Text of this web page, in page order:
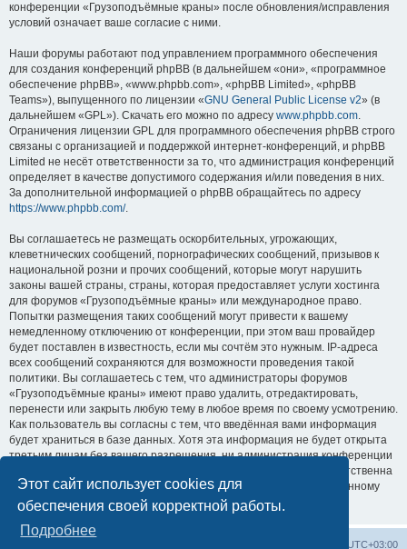
Этот сайт использует cookies для
обеспечения своей корректной работы.
Подробнее
конференции «Грузоподъёмные краны» после обновления/исправления
условий означает ваше согласие с ними.
Наши форумы работают под управлением программного обеспечения
для создания конференций phpBB (в дальнейшем «они», «программное
обеспечение phpBB», «www.phpbb.com», «phpBB Limited», «phpBB
Teams»), выпущенного по лицензии «GNU General Public License v2» (в
дальнейшем «GPL»). Скачать его можно по адресу www.phpbb.com.
Ограничения лицензии GPL для программного обеспечения phpBB строго
связаны с организацией и поддержкой интернет-конференций, и phpBB
Limited не несёт ответственности за то, что администрация конференций
определяет в качестве допустимого содержания и/или поведения в них.
За дополнительной информацией о phpBB обращайтесь по адресу
https://www.phpbb.com/.
Вы соглашаетесь не размещать оскорбительных, угрожающих,
клеветнических сообщений, порнографических сообщений, призывов к
национальной розни и прочих сообщений, которые могут нарушить
законы вашей страны, страны, которая предоставляет услуги хостинга
для форумов «Грузоподъёмные краны» или международное право.
Попытки размещения таких сообщений могут привести к вашему
немедленному отключению от конференции, при этом ваш провайдер
будет поставлен в известность, если мы сочтём это нужным. IP-адреса
всех сообщений сохраняются для возможности проведения такой
политики. Вы соглашаетесь с тем, что администраторы форумов
«Грузоподъёмные краны» имеют право удалить, отредактировать,
перенести или закрыть любую тему в любое время по своему усмотрению.
Как пользователь вы согласны с тем, что введённая вами информация
будет храниться в базе данных. Хотя эта информация не будет открыта
третьим лицам без вашего разрешения, ни администрация конференции
«Грузоподъёмные краны», ни phpBB Limited не может быть ответственна
за действия хакеров, которые могут привести к несанкционированному
доступу к ней.
UTC+03:00